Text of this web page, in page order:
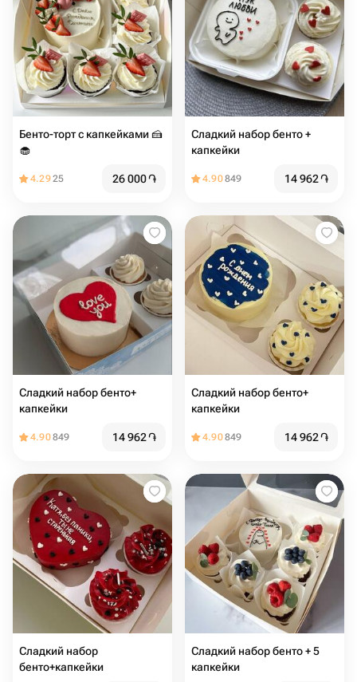
Бенто-торт с капкейками 🍰
🧁
4.2925 26 000֏
Сладкий набор бенто +
капкейки
4.90849 14 962֏
Сладкий набор бенто+
капкейки
4.90849 14 962֏
Сладкий набор бенто+
капкейки
4.90849 14 962֏
Сладкий набор
бенто+капкейки
Сладкий набор бенто + 5
капкейки